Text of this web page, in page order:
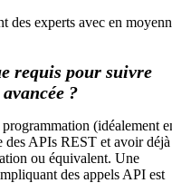
des experts avec en
requis pour suivre
?
(idéalement
des APIs REST et avoir déjà
ou équivalent. Une
des appels API est